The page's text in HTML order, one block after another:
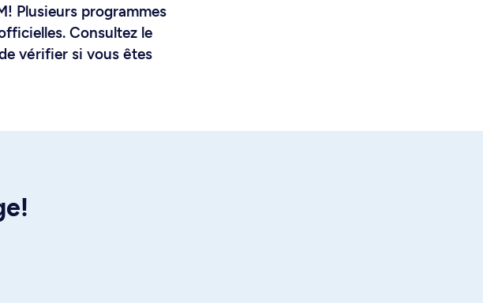
Plusieurs programmes
Consultez le
vérifier si vous êtes